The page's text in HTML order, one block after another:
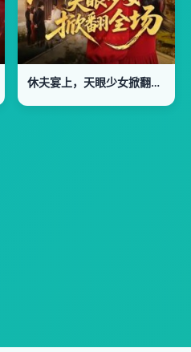
休夫宴上，天眼少女掀翻全场